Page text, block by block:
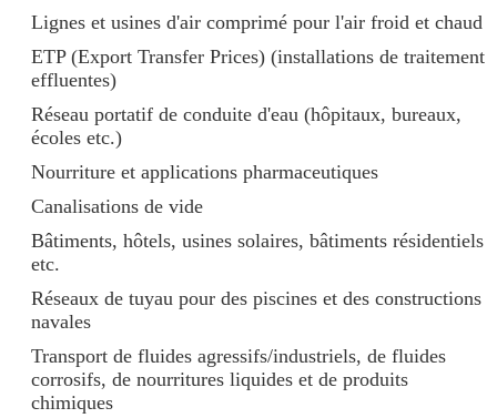
Lignes et usines d'air comprimé pour l'air froid et chaud
ETP (Export Transfer Prices) (installations de traitement
effluentes)
Réseau portatif de conduite d'eau (hôpitaux, bureaux,
écoles etc.)
Nourriture et applications pharmaceutiques
Canalisations de vide
Bâtiments, hôtels, usines solaires, bâtiments résidentiels
etc.
Réseaux de tuyau pour des piscines et des constructions
navales
Transport de fluides agressifs/industriels, de fluides
corrosifs, de nourritures liquides et de produits
chimiques